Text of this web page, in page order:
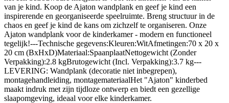
van je kind. Koop de Ajaton wandplank en geef je kind een
inspirerende en georganiseerde speelruimte. Breng structuur in de
chaos en geef je kind de kans om zichzelf te organiseren. Onze
Ajaton wandplank voor de kinderkamer - modern en functioneel
tegelijk!---Technische gegevens:Kleuren:WitAfmetingen:70 x 20 x
20 cm (BxHxD)Materiaal:SpaanplaatNettogewicht (Zonder
Verpakking):2.8 kgBrutogewicht (Incl. Verpakking):3.7 kg---
LEVERING: Wandplank (decoratie niet inbegrepen),
montagehandleiding, montagemateriaalHet "Ajaton" kinderbed
maakt indruk met zijn tijdloze ontwerp en biedt een gezellige
slaapomgeving, ideaal voor elke kinderkamer.